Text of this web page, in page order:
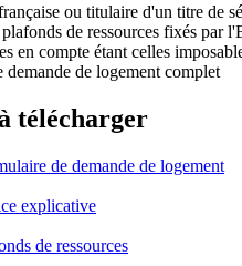
ou titulaire d'un titre de
de ressources fixés par
en compte étant celles
demande de logement complet
télécharger
de demande de logement
explicative
de ressources